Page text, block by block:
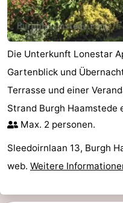
Die Unterkunft Lonestar
Gartenblick und
Terrasse und einer
Strand Burgh Haamstede
Max. 2 personen.
Sleedoirnlaan 13, Burgh
web. Weitere